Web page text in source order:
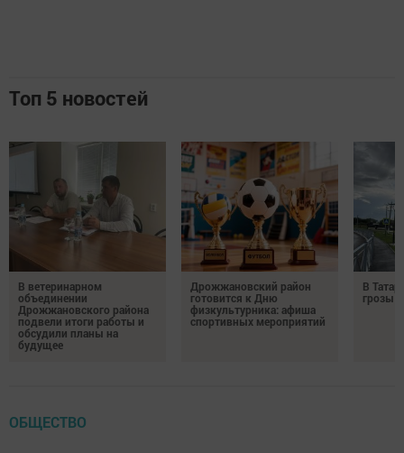
Топ 5 новостей
В ветеринарном
объединении
Дрожжановского района
подвели итоги работы и
обсудили планы на
будущее
Дрожжановский район
готовится к Дню
физкультурника: афиша
спортивных мероприятий
В
грозы
ОБЩЕСТВО